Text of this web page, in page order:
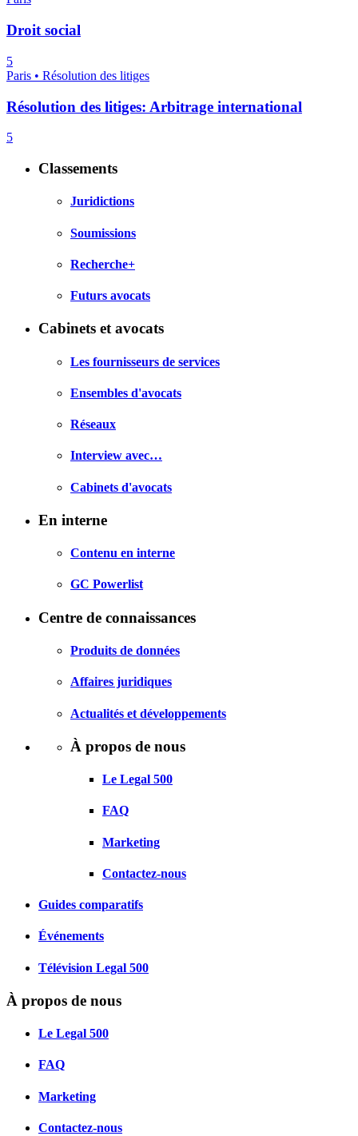
Droit social
5
Paris • Résolution des litiges
Résolution des litiges: Arbitrage international
5
Classements
Juridictions
Soumissions
Recherche+
Futurs avocats
Cabinets et avocats
Les fournisseurs de services
Ensembles d'avocats
Réseaux
Interview avec…
Cabinets d'avocats
En interne
Contenu en interne
GC Powerlist
Centre de connaissances
Produits de données
Affaires juridiques
Actualités et développements
À propos de nous
Le Legal 500
FAQ
Marketing
Contactez-nous
Guides comparatifs
Événements
Télévision Legal 500
À propos de nous
Le Legal 500
FAQ
Marketing
Contactez-nous